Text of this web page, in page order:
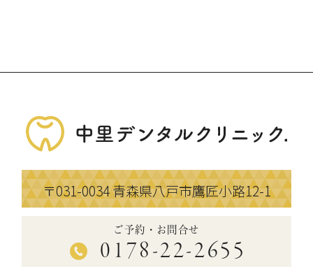
〒031-0034青森県八戸市鷹匠小路12-1
ご予約・お問合せ
0178-22-2655